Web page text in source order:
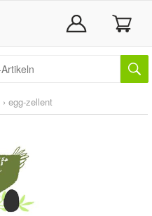
› egg-zellent